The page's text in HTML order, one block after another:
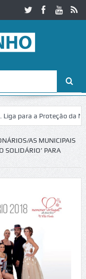
a Proteção da
de Cerveira
AS MUNICIPAIS
SOLIDÁRIO’ PARA